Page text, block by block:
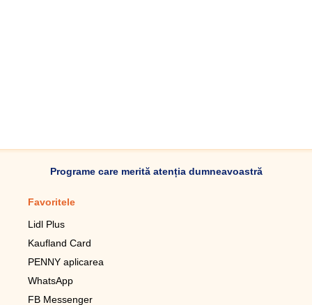
Programe care merită atenția dumneavoastră
Favoritele
Lidl Plus
Kaufland Card
PENNY aplicarea
WhatsApp
FB Messenger